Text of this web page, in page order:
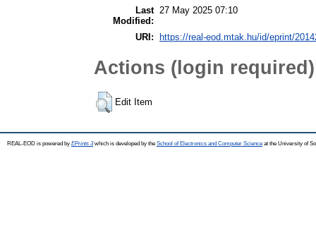
Last
Modified:
27 May 2025 07:10
URI: https://real-eod.mtak.hu/id/eprint/
Actions (login required)
Edit Item
REAL-EOD is powered by EPrints 3which is developed by the School of Electronics and Computer Science at the University of